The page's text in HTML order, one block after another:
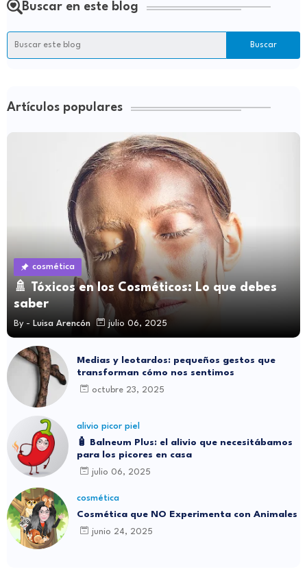
Buscar en este blog
Artículos populares
cosmética
🚿 Tóxicos en los Cosméticos: Lo que debes
saber
By - Luisa Arencón julio 06, 2025
Medias y leotardos: pequeños gestos que
transforman cómo nos sentimos
octubre 23, 2025
alivio picor piel
🧴 Balneum Plus: el alivio que necesitábamos
para los picores en casa
julio 06, 2025
cosmética
Cosmética que NO Experimenta con Animales
junio 24, 2025